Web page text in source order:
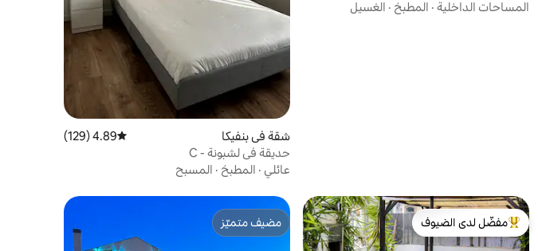
المساحات الداخلية · المطبخ · الغسيل
شقة في بنفيكا متوسط التقييم 4.89 من 5، 129 مراجعات
4.89 (129)
حديقة في لشبونة - C
عائلي · المطبخ · المسبح
من أبرز البيوت المفضّلة لدى الضيوف
مفضّل لدى الضيوف
مضيف متميّز
مضيف متميّز